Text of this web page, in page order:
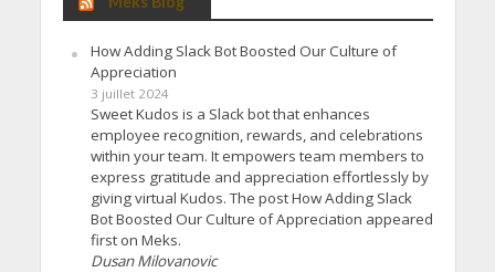
How Adding Slack Bot Boosted Our Culture of
Appreciation
3 juillet 2024
Sweet Kudos is a Slack bot that enhances
employee recognition, rewards, and celebrations
within your team. It empowers team members to
express gratitude and appreciation effortlessly by
giving virtual Kudos. The post How Adding Slack
Bot Boosted Our Culture of Appreciation appeared
first on Meks.
Dusan Milovanovic